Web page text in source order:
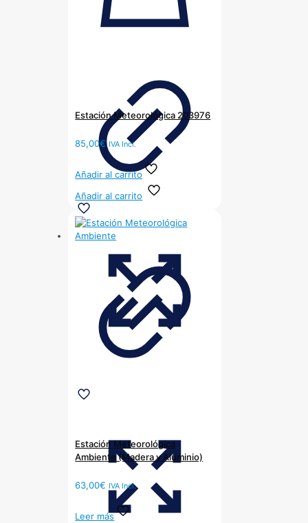
Estación Meteorológica 203976
85,00€ IVA Incl.
Añadir al carrito
Añadir al carrito
Estación Meteorológica
Ambiente (Madera y Aluminio)
63,00€ IVA Incl.
Leer más